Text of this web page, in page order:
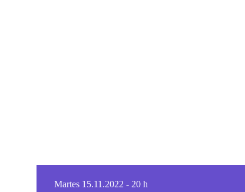
Martes 15.11.2022 - 20 h